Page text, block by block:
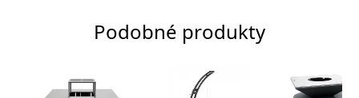
Podobné produkty